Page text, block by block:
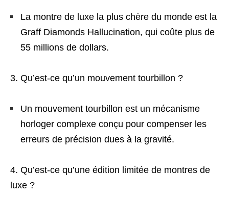
La montre de luxe la plus chère du monde est la
Graff Diamonds Hallucination, qui coûte plus de
55 millions de dollars.
Qu’est-ce qu’un mouvement tourbillon ?
Un mouvement tourbillon est un mécanisme
horloger complexe conçu pour compenser les
erreurs de précision dues à la gravité.
Qu’est-ce qu’une édition limitée de montres de
luxe ?